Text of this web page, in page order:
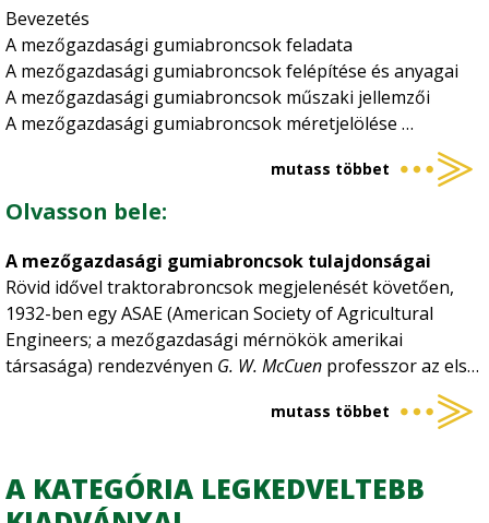
történő közlekedés lehetősége. A kiadvány a
mezőgazdasági gépeken, pótkocsikon használatos
gumiabroncsok alapvető szempontjait és ismereteit
foglalja össze 74 oldalon, 13 táblázat és 82 színes ábra,
kép segítségével.
Bevezetés
A mezőgazdasági gumiabroncsok feladata
A mezőgazdasági gumiabroncsok felépítése és anyagai
A mezőgazdasági gumiabroncsok műszaki jellemzői
A mezőgazdasági gumiabroncsok méretjelölése
A mezőgazdasági gumiabroncsok tulajdonságai
A vonóerő kialakulása a gumiabroncsos kerekű
A gumiabroncsozású kerekek talajtömörítő hatása
Talajkímélés korszerű mezőgazdasági gumiabroncsokkal
Központi belsőlevegőnyomás-szabályozó berendezések
A mezőgazdasági gumiabroncsok fejlesztése
A mezőgazdasági gumiabroncsok vizsgálata
Korszerű mezőgazdasági gumiabroncsok
„Okos” mezőgazdasági gumiabroncsok
A jövő mezőgazdasági gumiabroncsai
mutass többet
Olvasson bele:
A mezőgazdasági gumiabroncsok tulajdonságai
Rövid idővel traktorabroncsok megjelenését követően,
1932-ben egy ASAE (American Society of Agricultural
Engineers; a mezőgazdasági mérnökök amerikai
társasága) rendezvényen G. W. McCuen professzor az első
Firestone gumiabroncs kipróbálásának tapasztalatairól a
következő, ma is érvényes megállapításokat tette:
mutass többet
A KATEGÓRIA LEGKEDVELTEBB